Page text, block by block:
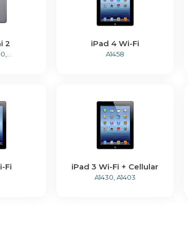
2 iPad 4 Wi-Fi
A1458
Fi iPad 3 Wi-Fi + Cellular
A1430, A1403